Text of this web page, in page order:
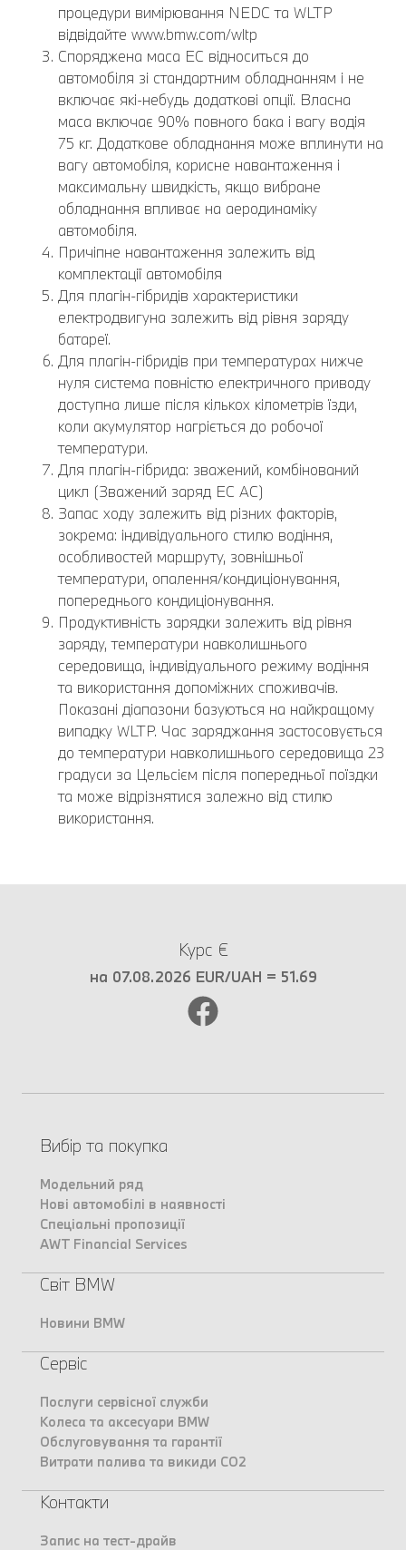
процедури вимірювання NEDC та WLTP
відвідайте www.bmw.com/wltp
Споряджена маса EC відноситься до
автомобіля зі стандартним обладнанням і не
включає які-небудь додаткові опції. Власна
маса включає 90% повного бака і вагу водія
75 кг. Додаткове обладнання може вплинути на
вагу автомобіля, корисне навантаження і
максимальну швидкість, якщо вибране
обладнання впливає на аеродинаміку
автомобіля.
Причіпне навантаження залежить від
комплектації автомобіля
Для плагін-гібридів характеристики
електродвигуна залежить від рівня заряду
батареї.
Для плагін-гібридів при температурах нижче
нуля система повністю електричного приводу
доступна лише після кількох кілометрів їзди,
коли акумулятор нагріється до робочої
температури.
Для плагін-гібрида: зважений, комбінований
цикл (Зважений заряд EC AC)
Запас ходу залежить від різних факторів,
зокрема: індивідуального стилю водіння,
особливостей маршруту, зовнішньої
температури, опалення/кондиціонування,
попереднього кондиціонування.
Продуктивність зарядки залежить від рівня
заряду, температури навколишнього
середовища, індивідуального режиму водіння
та використання допоміжних споживачів.
Показані діапазони базуються на найкращому
випадку WLTP. Час заряджання застосовується
до температури навколишнього середовища 23
градуси за Цельсієм після попередньої поїздки
та може відрізнятися залежно від стилю
використання.
Курс €
на 07.08.2026 EUR/UAH = 51.69
Вибір та покупка
Модельний ряд
Нові автомобілі в наявності
Спеціальні пропозиції
AWT Financial Services
Світ BMW
Новини BMW
Сервіс
Послуги сервісної служби
Колеса та аксесуари BMW
Обслуговування та гарантії
Витрати палива та викиди CO2
Контакти
Запис на тест-драйв